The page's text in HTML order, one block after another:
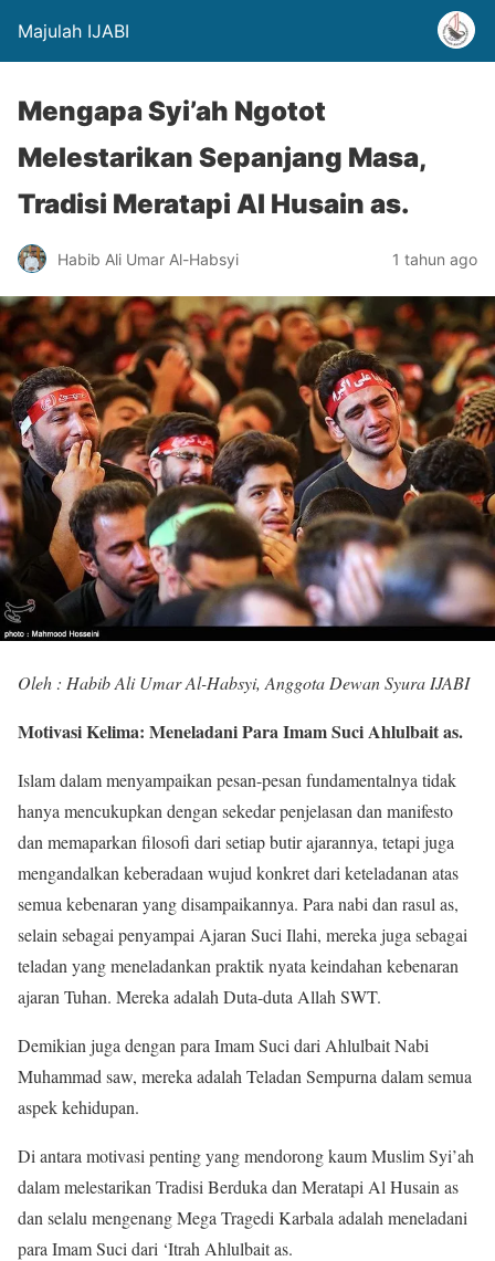
Majulah IJABI
Mengapa Syi’ah Ngotot
Melestarikan Sepanjang Masa,
Tradisi Meratapi Al Husain as.
Habib Ali Umar Al-Habsyi 1 tahun ago
Oleh : Habib Ali Umar Al-Habsyi, Anggota Dewan Syura IJABI
Motivasi Kelima: Meneladani Para Imam Suci Ahlulbait as.
Islam dalam menyampaikan pesan-pesan fundamentalnya tidak
hanya mencukupkan dengan sekedar penjelasan dan manifesto
dan memaparkan filosofi dari setiap butir ajarannya, tetapi juga
mengandalkan keberadaan wujud konkret dari keteladanan atas
semua kebenaran yang disampaikannya. Para nabi dan rasul as,
selain sebagai penyampai Ajaran Suci Ilahi, mereka juga sebagai
teladan yang meneladankan praktik nyata keindahan kebenaran
ajaran Tuhan. Mereka adalah Duta-duta Allah SWT.
Demikian juga dengan para Imam Suci dari Ahlulbait Nabi
Muhammad saw, mereka adalah Teladan Sempurna dalam semua
aspek kehidupan.
Di antara motivasi penting yang mendorong kaum Muslim Syi’ah
dalam melestarikan Tradisi Berduka dan Meratapi Al Husain as
dan selalu mengenang Mega Tragedi Karbala adalah meneladani
para Imam Suci dari ‘Itrah Ahlulbait as.